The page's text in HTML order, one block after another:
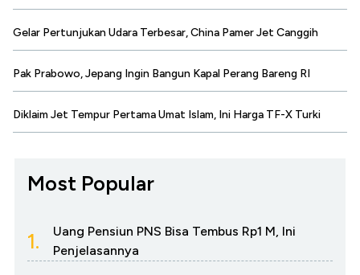
Gelar Pertunjukan Udara Terbesar, China Pamer Jet Canggih
Pak Prabowo, Jepang Ingin Bangun Kapal Perang Bareng RI
Diklaim Jet Tempur Pertama Umat Islam, Ini Harga TF-X Turki
Most Popular
1.
Uang Pensiun PNS Bisa Tembus Rp1 M, Ini
Penjelasannya